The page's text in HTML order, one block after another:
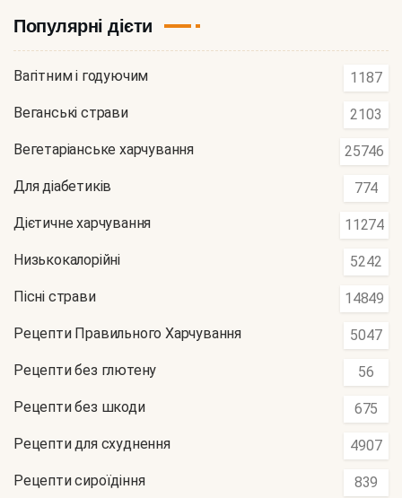
Популярні дієти
Вагітним і годуючим 1187
Веганські страви 2103
Вегетаріанське харчування 25746
Для діабетиків 774
Дієтичне харчування 11274
Низькокалорійні 5242
Пісні страви 14849
Рецепти Правильного Харчування 5047
Рецепти без глютену 56
Рецепти без шкоди 675
Рецепти для схуднення 4907
Рецепти сироїдіння 839